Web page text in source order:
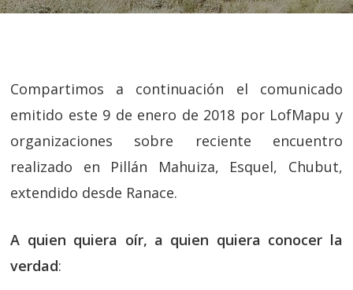
Compartimos a continuación el comunicado
emitido este 9 de enero de 2018 por LofMapu y
organizaciones sobre reciente encuentro
realizado en Pillán Mahuiza, Esquel, Chubut,
extendido desde Ranace.
A quien quiera oír, a quien quiera conocer la
verdad: